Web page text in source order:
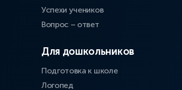
Успехи учеников
Вопрос – ответ
Для дошкольников
Подготовка к школе
Логопед